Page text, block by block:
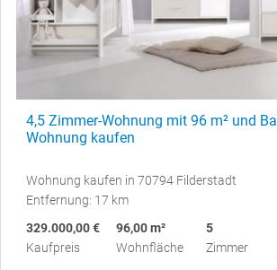
4,5 Zimmer-Wohnung mit 96 m² und
Wohnung kaufen
Wohnung kaufen in 70794 Filderstadt
Entfernung: 17 km
329.000,00 €
Kaufpreis
96,00 m²
Wohnfläche
5
Zimmer